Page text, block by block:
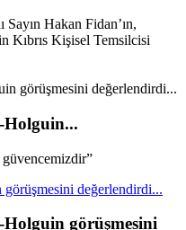
Hakan Fidan’ın,
Kıbrıs Kişisel Temsilcisi
Holguin...
değerlendirdi...
görüşmesini